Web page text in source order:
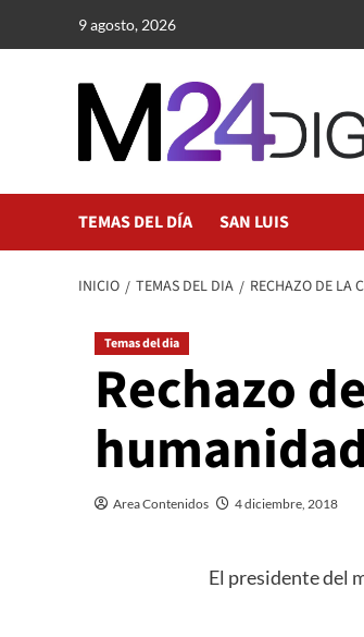
9 agosto, 2026
TEMAS DEL DÍA SAN LUIS
INICIO TEMAS DEL DIA RECHAZO DE LA
Temas del dia
Rechazo
Area Contenidos 4 diciembre, 2018
El presidente del